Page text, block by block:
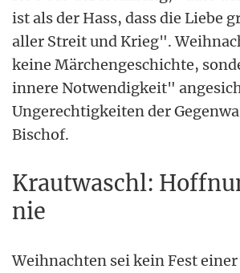
ist als der Hass, dass die Liebe
aller Streit und Krieg".
keine Märchengeschichte,
innere Notwendigkeit"
Ungerechtigkeiten der
Bischof.
Krautwaschl:
nie
Weihnachten sei kein Fest